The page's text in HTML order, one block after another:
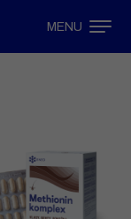
MENU